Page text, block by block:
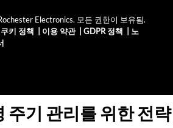
Electronics. 모든 권한이 보유됨.
쿠키 정책 이용 약관| GDPR 정책
노
주기 관리를 위한 전략